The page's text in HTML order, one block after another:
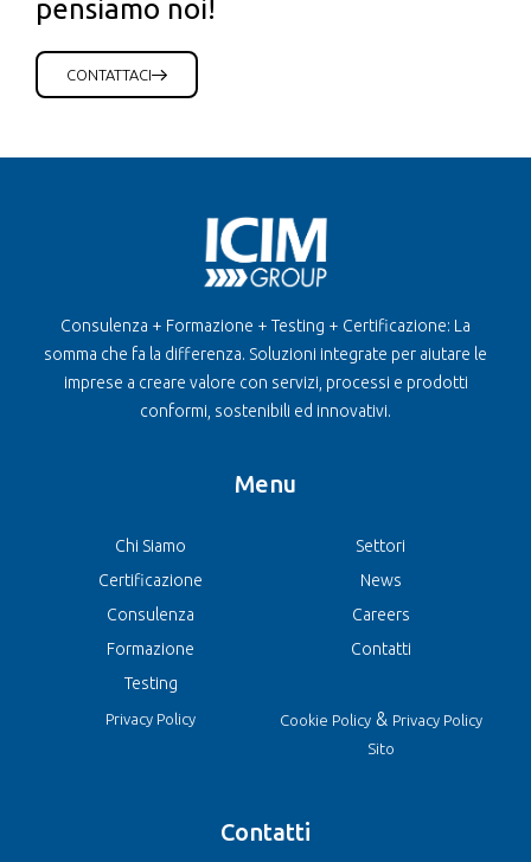
pensiamo noi!
CONTATTACI
Consulenza + Formazione + Testing + Certificazione: La
somma che fa la differenza. Soluzioni integrate per aiutare le
imprese a creare valore con servizi, processi e prodotti
conformi, sostenibili ed innovativi.
Menu
Chi Siamo
Certificazione
Consulenza
Formazione
Testing
Privacy Policy
Settori
News
Careers
Contatti
Cookie Policy& Privacy Policy
Sito
Contatti